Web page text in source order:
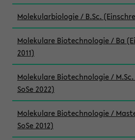
Molekularbiologie / B.Sc.
Molekulare Biotechnologie / Ba
2011)
Molekulare Biotechnologie /
SoSe 2022)
Molekulare Biotechnologie /
SoSe 2012)